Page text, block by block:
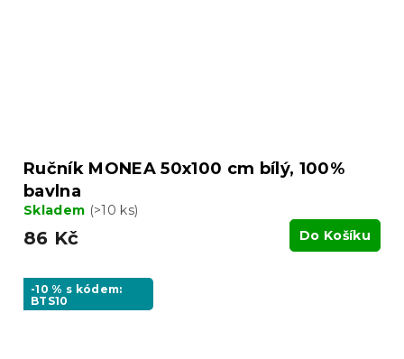
Ručník MONEA 50x100 cm bílý, 100%
bavlna
Skladem (>10 ks)
86 Kč Do Košíku
-10 % s kódem:
BTS10